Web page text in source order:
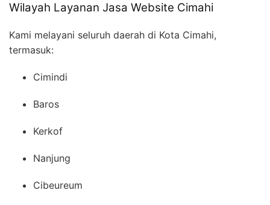
Wilayah Layanan Jasa Website Cimahi
Kami melayani seluruh daerah di Kota Cimahi,
termasuk:
Cimindi
Baros
Kerkof
Nanjung
Cibeureum